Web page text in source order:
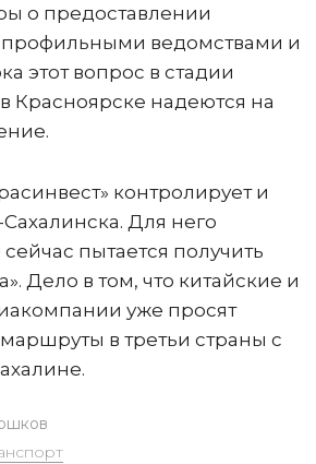
о предоставлении
ведомствами и
этот вопрос в стадии
Красноярске надеются на
контролирует и
Для него
пытается получить
Дело в том, что китайские и
уже просят
в третьи страны с